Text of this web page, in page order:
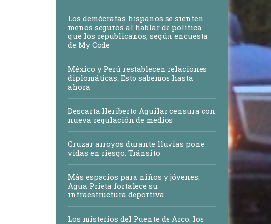
Los demócratas hispanos se sienten
menos seguros al hablar de política
que los republicanos, según encuesta
de My Code
México y Perú restablecen relaciones
diplomáticas: Esto sabemos hasta
ahora
Descarta Heriberto Aguilar censura con
nueva regulación de medios
Cruzar arroyos durante lluvias pone
vidas en riesgo: Tránsito
Más espacios para niños y jóvenes:
Agua Prieta fortalece su
infraestructura deportiva
Los misterios del Puente de Arco: los